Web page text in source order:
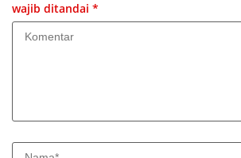
wajib ditandai *